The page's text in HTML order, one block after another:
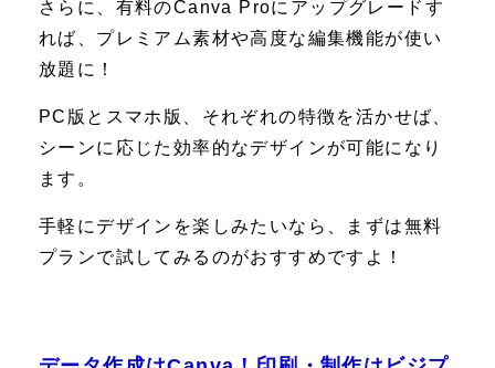
さらに、有料のCanva Proにアップグレードす
れば、プレミアム素材や高度な編集機能が使い
放題に！
PC版とスマホ版、それぞれの特徴を活かせば、
シーンに応じた効率的なデザインが可能になり
ます。
手軽にデザインを楽しみたいなら、まずは無料
プランで試してみるのがおすすめですよ！